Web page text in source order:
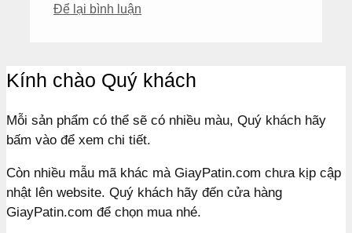
mục
Để lại bình luận
Kính chào Quý khách
Mỗi sản phẩm có thể sẽ có nhiều màu, Quý khách hãy
bấm vào để xem chi tiết.
Còn nhiều mẫu mã khác mà GiayPatin.com chưa kịp cập
nhật lên website. Quý khách hãy đến cửa hàng
GiayPatin.com để chọn mua nhé.